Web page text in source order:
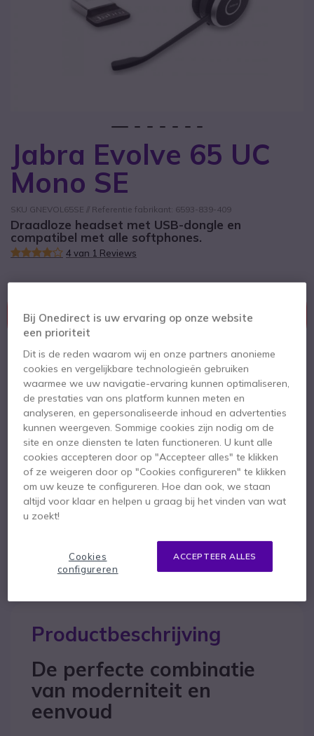
Jabra Evolve 65 UC
Mono SE
SKU GNEVOL65SE // Referentie fabrikant: 6593-839-409
Draadloze headset met USB-dongle en
compatibel met alle softphones.
4 van 1 Reviews
Dit product is vervangen door Jabra Evolve 65 TE,
Link 390a UC version Mono - zonder laadstation
Jabra Evolve 65 TE, Link 390a UC
version Mono - zonder
laadstation
142,95 €
129,95 € ex. BTW
Bekijk opvolger
Ga naar het begin van de afbeeldingen-gallerij
Productbeschrijving
De perfecte combinatie
van moderniteit en
eenvoud
Bij Onedirect is uw ervaring op onze website
een prioriteit
Dit is de reden waarom wij en onze partners anonieme
cookies en vergelijkbare technologieën gebruiken
waarmee we uw navigatie-ervaring kunnen optimaliseren,
de prestaties van ons platform kunnen meten en
analyseren, en gepersonaliseerde inhoud en advertenties
kunnen weergeven. Sommige cookies zijn nodig om de
site en onze diensten te laten functioneren. U kunt alle
cookies accepteren door op "Accepteer alles" te klikken
of ze weigeren door op "Cookies configureren" te klikken
om uw keuze te configureren. Hoe dan ook, we staan
altijd voor klaar en helpen u graag bij het vinden van wat
u zoekt!
ACCEPTEER ALLES
Cookies
configureren